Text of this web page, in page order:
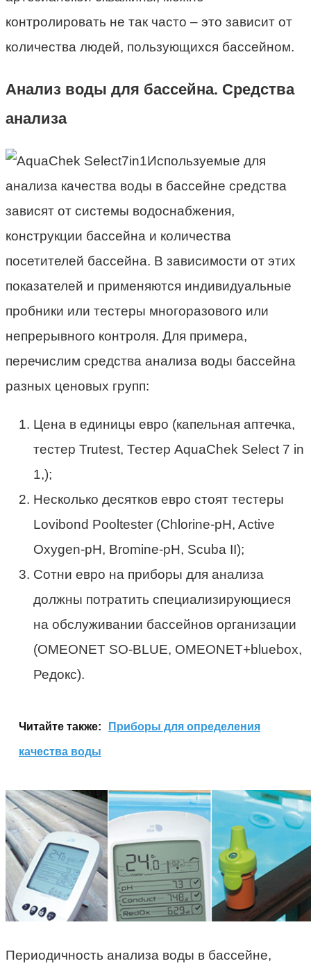
контролировать не так часто – это зависит от
количества людей, пользующихся бассейном.
Анализ воды для бассейна. Средства
анализа
Используемые для
анализа качества воды в бассейне средства
зависят от системы водоснабжения,
конструкции бассейна и количества
посетителей бассейна. В зависимости от этих
показателей и применяются индивидуальные
пробники или тестеры многоразового или
непрерывного контроля. Для примера,
перечислим средства анализа воды бассейна
разных ценовых групп:
Цена в единицы евро (капельная аптечка,
тестер Trutest, Тестер AquaChek Select 7 in
1,);
Несколько десятков евро стоят тестеры
Lovibond Pooltester (Chlorine-pH, Active
Oxygen-pH, Bromine-pH, Scuba II);
Сотни евро на приборы для анализа
должны потратить специализирующиеся
на обслуживании бассейнов организации
(OMEONET SO-BLUE, OMEONET+bluebox,
Редокс).
Читайте также: Приборы для определения
качества воды
Периодичность анализа воды в бассейне,